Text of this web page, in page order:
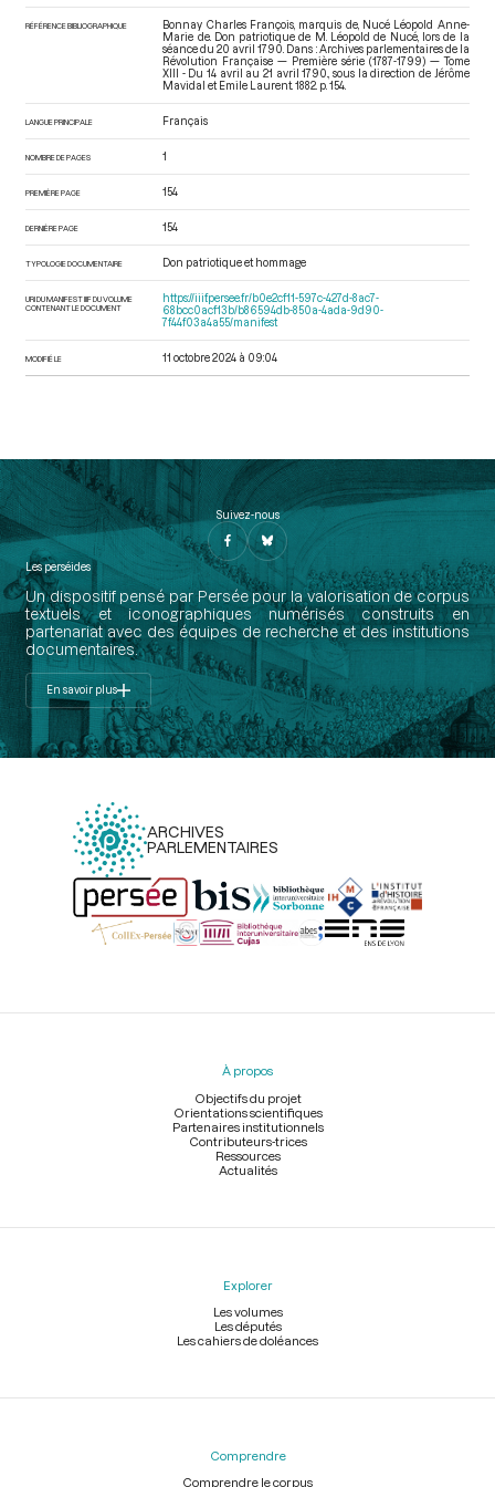
RÉFÉRENCE BIBLIOGRAPHIQUE
Bonnay Charles François, marquis de, Nucé Léopold Anne-
Marie de. Don patriotique de M. Léopold de Nucé, lors de la
séance du 20 avril 1790. Dans : Archives parlementaires de la
Révolution Française — Première série (1787-1799) — Tome
XIII - Du 14 avril au 21 avril 1790. , sous la direction de Jérôme
Mavidal et Emile Laurent. 1882. p. 154.
LANGUE PRINCIPALE Français
NOMBRE DE PAGES 1
PREMIÈRE PAGE 154
DERNIÈRE PAGE 154
TYPOLOGIE DOCUMENTAIRE Don patriotique et hommage
URI DU MANIFEST IIIF DU VOLUME
CONTENANT LE DOCUMENT
https://iiif.persee.fr/b0e2cf11-597c-427d-8ac7-
68bcc0acf13b/b86594db-850a-4ada-9d90-
7f44f03a4a55/manifest
MODIFIÉ LE 11 octobre 2024 à 09:04
Suivez-nous
Les perséides
Un dispositif pensé par Persée pour la valorisation de corpus
textuels et iconographiques numérisés construits en
partenariat avec des équipes de recherche et des institutions
documentaires.
En savoir plus
ARCHIVES
PARLEMENTAIRES
Menu
À propos
Objectifs du projet
Orientations scientifiques
Partenaires institutionnels
Contributeurs-trices
Ressources
Actualités
Explorer
Les volumes
Les députés
Les cahiers de doléances
Comprendre
Comprendre le corpus